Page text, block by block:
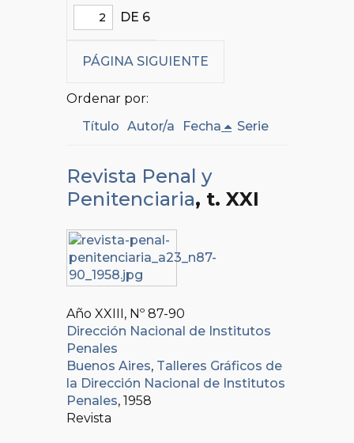
DE 6
PÁGINA SIGUIENTE
Ordenar por:
Título Autor/a Fecha Serie
Revista Penal y
Penitenciaria, t. XXI
Año XXIII, Nº 87-90
Dirección Nacional de Institutos
Penales
Buenos Aires, Talleres Gráficos de
la Dirección Nacional de Institutos
Penales, 1958
Revista